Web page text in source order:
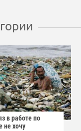
в работе по
не хочу